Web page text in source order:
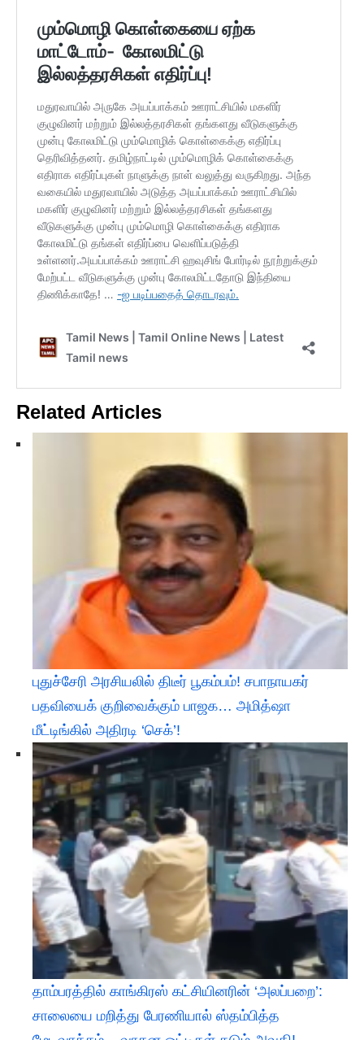
Related Articles
புதுச்சேரி அரசியலில் திடீர் பூகம்பம்! சபாநாயகர்
பதவியைக் குறிவைக்கும் பாஜக… அமித்ஷா
மீட்டிங்கில் அதிரடி ‘செக்’!
தாம்பரத்தில் காங்கிரஸ் கட்சியினரின் ‘அலப்பறை’:
சாலையை மறித்து பேரணியால் ஸ்தம்பித்த